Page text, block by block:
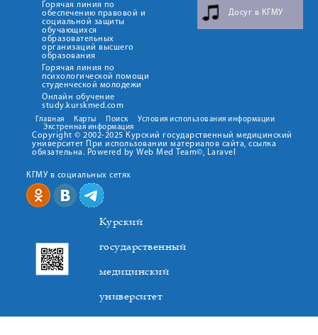
Горячая линия по
обеспечению правовой и
социальной защиты
обучающихся
образовательных
организаций высшего
образования
Горячая линия по
психологической помощи
студенческой молодежи
Онлайн обучение
study.kurskmed.com
Досуг в КГМУ
Главная Карты Поиск
Условия использования информации
Экстренная информация
Copyright © 2002-2025 Курский государственный медицинский
университет При использовании материалов сайта, ссылка
обязательна. Powered by Web Med Team©, Laravel
КГМУ в социальных сетях
Курский
государственный
медицинский
университет